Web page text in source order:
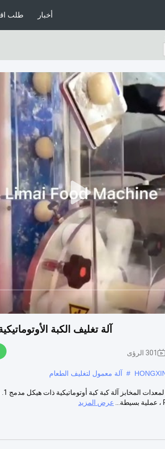
طلب أخبار
آلة تغليف الكبة
301 الرؤى
# آلة معمول لتغليف الطعام
عرض المزيد